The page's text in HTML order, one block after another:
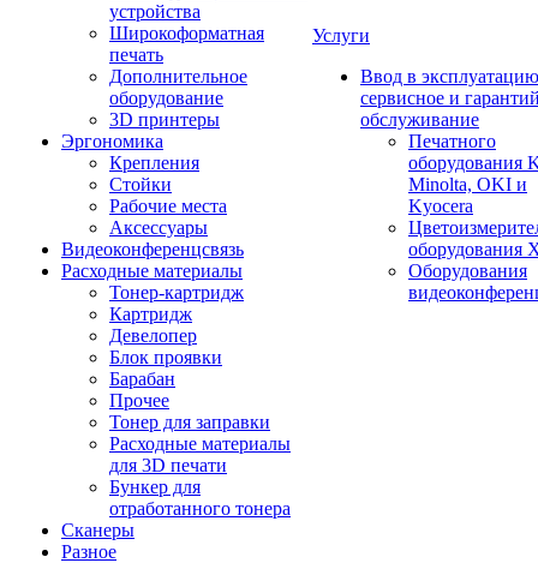
устройства
Широкоформатная
печать
Дополнительное
оборудование
3D принтеры
Эргономика
Крепления
Стойки
Рабочие места
Аксессуары
Видеоконференцсвязь
Расходные материалы
Тонер-картридж
Картридж
Девелопер
Блок проявки
Барабан
Прочее
Тонер для заправки
Расходные материалы
для 3D печати
Бункер для
отработанного тонера
Сканеры
Разное
Услуги
Ввод в
сервисное и
обслуживание
Печатного
оборудования
Minolta, OKI и
Kyocera
оборудования
Оборудования